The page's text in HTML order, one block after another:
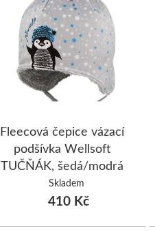
Fleecová čepice vázací
podšívka Wellsoft
TUČŇÁK, šedá/modrá
Skladem
410 Kč